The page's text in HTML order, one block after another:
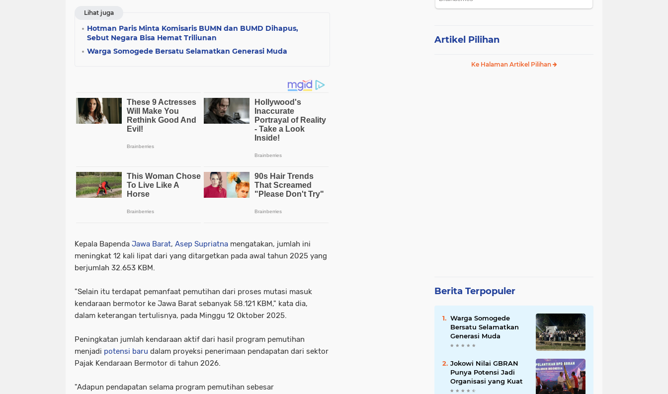
Lihat juga
Hotman Paris Minta Komisaris BUMN dan BUMD Dihapus,
Sebut Negara Bisa Hemat Triliunan
Warga Somogede Bersatu Selamatkan Generasi Muda
Kepala Bapenda Jawa Barat, Asep Supriatna mengatakan, jumlah ini
meningkat 12 kali lipat dari yang ditargetkan pada awal tahun 2025 yang
berjumlah 32.653 KBM.
"Selain itu terdapat pemanfaat pemutihan dari proses mutasi masuk
kendaraan bermotor ke Jawa Barat sebanyak 58.121 KBM," kata dia,
dalam keterangan tertulisnya, pada Minggu 12 Oktober 2025.
Peningkatan jumlah kendaraan aktif dari hasil program pemutihan
menjadi potensi baru dalam proyeksi penerimaan pendapatan dari sektor
Pajak Kendaraan Bermotor di tahun 2026.
"Adapun pendapatan selama program pemutihan sebesar
Artikel Pilihan
Ke Halaman Artikel Pilihan
Berita Terpopuler
Warga Somogede
Bersatu Selamatkan
Generasi Muda
Jokowi Nilai GBRAN
Punya Potensi Jadi
Organisasi yang Kuat